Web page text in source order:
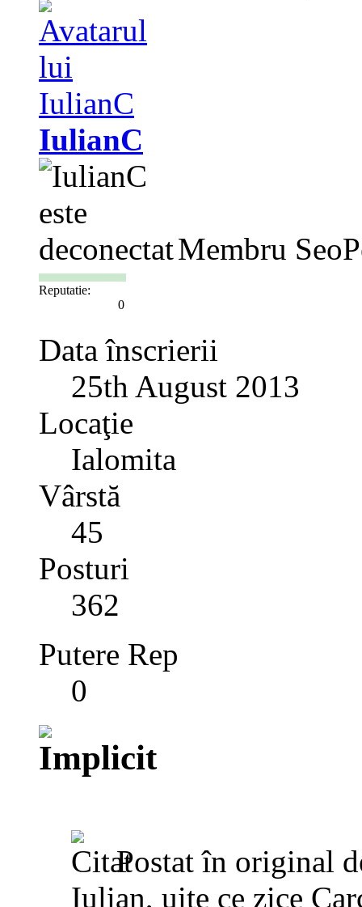
IulianC
Membru
Reputatie:
0
Data înscrierii
25th August 2013
Locaţie
Ialomita
Vârstă
45
Posturi
362
Putere Rep
0
Postat în original
Iulian, uite ce zice